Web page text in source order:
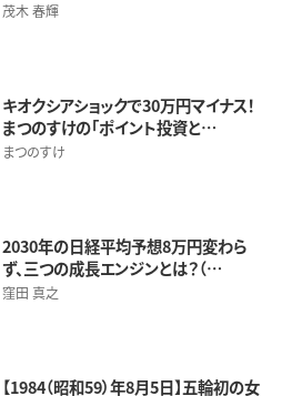
茂木 春輝
キオクシアショックで30万円マイナス！
まつのすけの「ポイント投資と…
まつのすけ
2030年の日経平均予想8万円変わら
ず、三つの成長エンジンとは？（…
窪田 真之
【1984（昭和59）年8月5日】五輪初の女